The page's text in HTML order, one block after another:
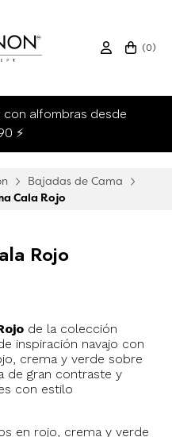
(0)
con alfombras desde
⚡
Bajadas de Cama
Cala Rojo
Rojo
de la colección
inspiración navajo con
crema y verde sobre
de gran contraste y
con estilo
en rojo, crema y verde